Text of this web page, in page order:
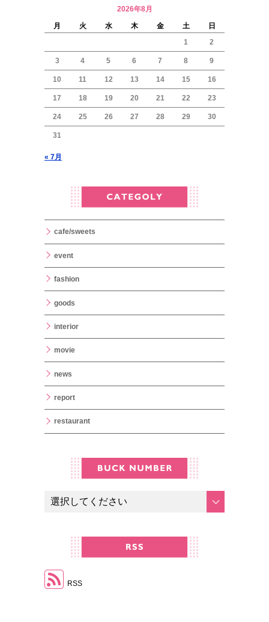
2026年8月
月
火 水 木 金 土
日
1
2
3 4 5 6 7 8 9
10 11 12 13 14 15 16
17 18 19 20 21 22 23
24 25 26 27 28 29 30
31
« 7月
cafe/sweets
event
fashion
goods
interior
movie
news
report
restaurant
RSS